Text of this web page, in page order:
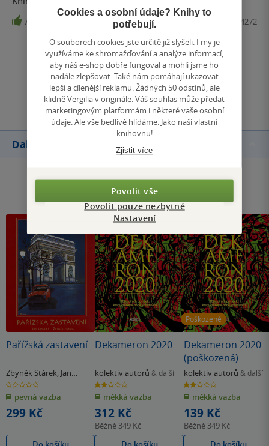
7 Kniha, Olympia, 2016, 9788073764272
Zobrazit všechna hodnocení
Přidat hodnocení
Další knihy autora
Pařížská zastavení
Zbyněk Stárek, Jan
Cimický
0.0
z
5
hvězdiček
pevná vazba
299 Kč
Dekameron 2020
kolektiv autorů & další
2.0
z
5
hvězdiček
měkká vazba
312 Kč
Běžně 349 Kč
Poškozené
Dekameron 2020
(poškozená)
kolektiv autorů & další
2.0
z
5
hvězdiček
měkká vazba
139 Kč
Běžně 349 Kč
Cookies a osobní údaje? Knihy to
potřebují.
O souborech cookies jste určitě již slyšeli. I my je
využíváme ke shromažďování a analýze informací,
aby náš e-shop dobře fungoval a mohli jsme ho
nadále zlepšovat. Také nám pomáhají ukazovat
lepší a cílenější reklamu. Žádných 50 odstínů, ale
klidně Vergilia v originále. Váš souhlas může předat
marketingovým platformám i některé vaše osobní
údaje. Ale vše bedlivě hlídáme. Jako naši vlastní
knihovnu!
Zjistit více
Povolit vše
Povolit pouze nezbytné
Nastavení